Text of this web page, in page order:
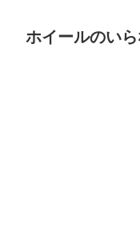
ホイールのい